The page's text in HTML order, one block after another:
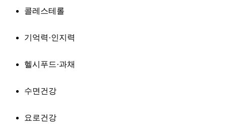
콜레스테롤
기억력·인지력
헬시푸드·과채
수면건강
요로건강